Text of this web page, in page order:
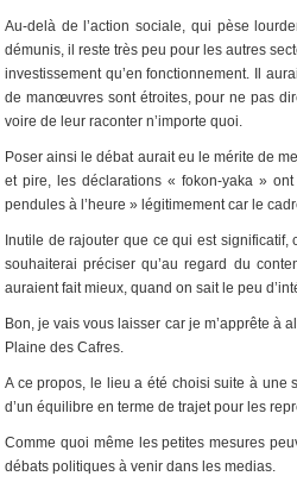
Au-delà de l’action sociale, qui pèse
démunis, il reste très peu pour les autres
investissement qu’en fonctionnement. Il
de manœuvres sont étroites, pour ne pas
voire de leur raconter n’importe quoi.
Poser ainsi le débat aurait eu le mérite de
et pire, les déclarations « fokon-yaka »
pendules à l’heure » légitimement car le
Inutile de rajouter que ce qui est
souhaiterai préciser qu’au regard du
auraient fait mieux, quand on sait le peu
Bon, je vais vous laisser car je m’apprête à
Plaine des Cafres.
A ce propos, le lieu a été choisi suite à une
d’un équilibre en terme de trajet pour les
Comme quoi même les petites mesures
débats politiques à venir dans les medias.